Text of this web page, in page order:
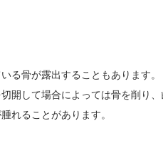
る骨が露出することもあります。
開して場合によっては骨を削り、
れることがあります。